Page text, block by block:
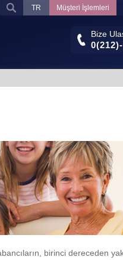
Bize
TR Müşteri İşlemleri
birinci dereceden